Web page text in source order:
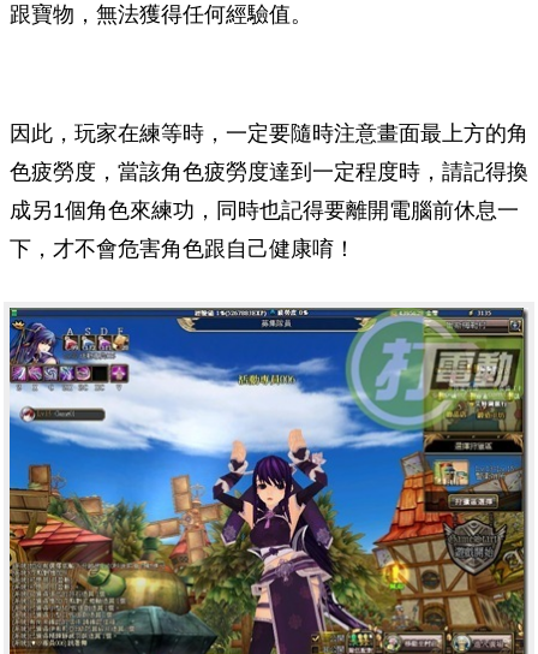
跟寶物，無法獲得任何經驗值。
因此，玩家在練等時，一定要隨時注意畫面最上方的角
色疲勞度，當該角色疲勞度達到一定程度時，請記得換
成另1個角色來練功，同時也記得要離開電腦前休息一
下，才不會危害角色跟自己健康唷！